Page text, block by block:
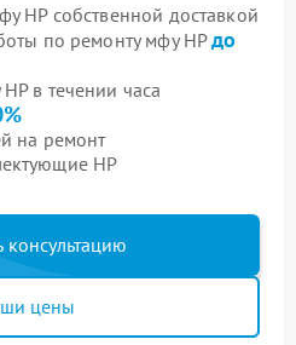
HP собственной доставкой
по ремонту мфу HPдо
в течении часа
на ремонт
HP
консультацию
цены